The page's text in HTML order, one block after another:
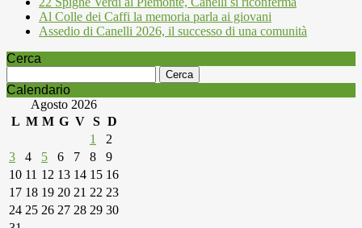
Al Colle dei Caffi la memoria parla ai giovani
Assedio di Canelli 2026, il successo di una comunità
Cerca
per:
Calendario
Agosto 2026
L M M G V S D
1
2
3
4 5 6 7 8
9
10 11 12 13 14 15 16
17 18 19 20 21 22 23
24 25 26 27 28 29 30